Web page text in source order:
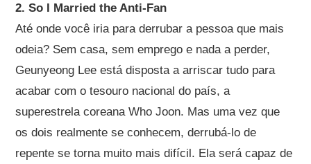
2. So I Married the Anti-Fan
Até onde você iria para derrubar a pessoa que mais
odeia? Sem casa, sem emprego e nada a perder,
Geunyeong Lee está disposta a arriscar tudo para
acabar com o tesouro nacional do país, a
superestrela coreana Who Joon. Mas uma vez que
os dois realmente se conhecem, derrubá-lo de
repente se torna muito mais difícil. Ela será capaz de